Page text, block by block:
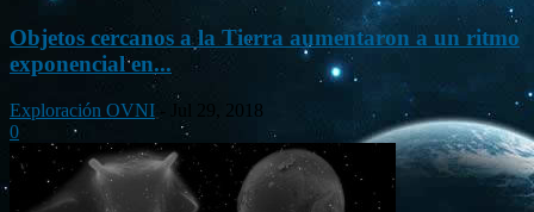
Objetos cercanos a la Tierra aumentaron a un ritmo
exponencial en...
Exploración OVNI
Jul 29, 2018
0